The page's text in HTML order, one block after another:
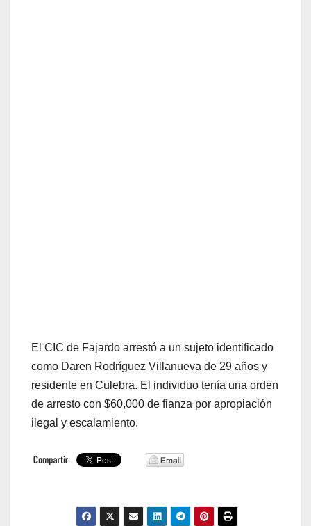
El CIC de Fajardo arrestó a un sujeto identificado
como Daren Rodríguez Villanueva de 29 años y
residente en Culebra. El individuo tenía una orden
de arresto con $60,000 de fianza por apropiación
ilegal y escalamiento.